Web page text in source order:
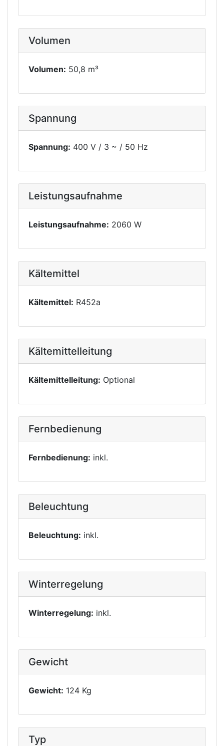
Volumen
Volumen: 50,8 m³
Spannung
Spannung: 400 V / 3 ~ / 50 Hz
Leistungsaufnahme
Leistungsaufnahme: 2060 W
Kältemittel
Kältemittel: R452a
Kältemittelleitung
Kältemittelleitung: Optional
Fernbedienung
Fernbedienung: inkl.
Beleuchtung
Beleuchtung: inkl.
Winterregelung
Winterregelung: inkl.
Gewicht
Gewicht: 124 Kg
Typ